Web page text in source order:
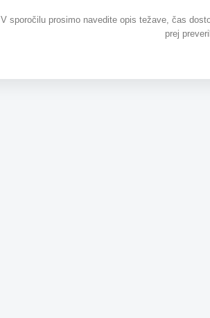
V sporočilu prosimo navedite opis težave, čas
prej